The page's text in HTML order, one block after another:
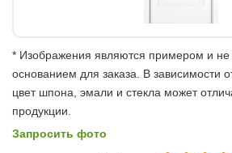
* Изображения являются примером и не
основанием для заказа. В зависимости
цвет шпона, эмали и стекла может
продукции.
Запросить фото